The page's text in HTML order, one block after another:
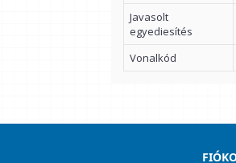
Javasolt
egyediesítés
Vonalkód